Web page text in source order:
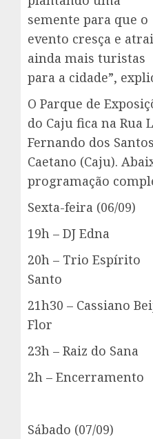
semente para que o
evento cresça e
ainda mais turistas
para a cidade”,
O Parque de
do Caju fica na Rua
Fernando dos Santos
Caetano (Caju).
programação
Sexta-feira (06/09)
19h – DJ Edna
20h – Trio Espírito
Santo
21h30 – Cassiano
Flor
23h – Raiz do Sana
2h – Encerramento
Sábado (07/09)